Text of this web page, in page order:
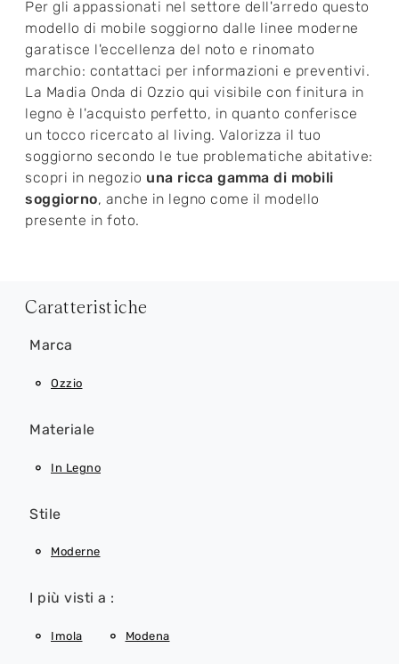
Per gli appassionati nel settore dell'arredo questo
modello di mobile soggiorno dalle linee moderne
garatisce l'eccellenza del noto e rinomato
marchio: contattaci per informazioni e preventivi.
La Madia Onda di Ozzio qui visibile con finitura in
legno è l'acquisto perfetto, in quanto conferisce
un tocco ricercato al living. Valorizza il tuo
soggiorno secondo le tue problematiche abitative:
scopri in negozio una ricca gamma di mobili
soggiorno, anche in legno come il modello
presente in foto.
Caratteristiche
Marca
Ozzio
Materiale
In Legno
Stile
Moderne
I più visti a :
Imola Modena